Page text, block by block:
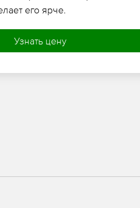
его ярче.
Узнать цену